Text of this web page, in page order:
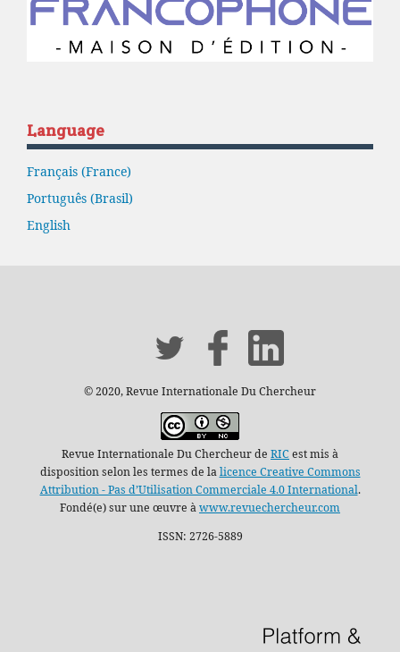
Language
Français (France)
Português (Brasil)
English
© 2020, Revue Internationale Du Chercheur
Revue Internationale Du Chercheur de RIC est mis à
disposition selon les termes de lalicence Creative Commons
Attribution - Pas d’Utilisation Commerciale 4.0 International.
Fondé(e) sur une œuvre àwww.revuechercheur.com
ISSN: 2726-5889